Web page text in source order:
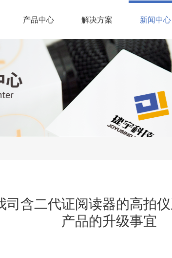
产品中心 解决方案 新闻中心
含二代证阅读器的高拍
产品的升级事宜